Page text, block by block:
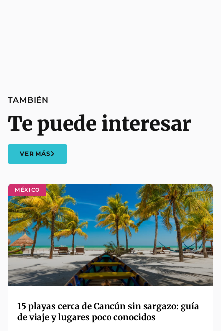
MÉXICO
15 playas cerca de Cancún sin sargazo: guía
de viaje y lugares poco conocidos
TAMBIÉN
Te puede interesar
VER MÁS